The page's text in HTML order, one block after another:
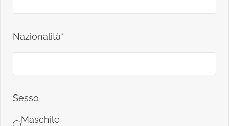
Nazionalità*
Sesso
Maschile